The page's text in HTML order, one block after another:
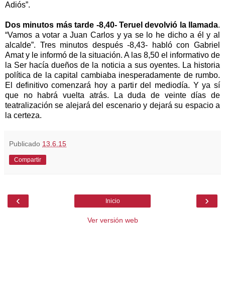
Adiós”.
Dos minutos más tarde -8,40- Teruel devolvió la llamada.
“Vamos a votar a Juan Carlos y ya se lo he dicho a él y al
alcalde”. Tres minutos después -8,43- habló con Gabriel
Amat y le informó de la situación. A las 8,50 el informativo de
la Ser hacía dueños de la noticia a sus oyentes. La historia
política de la capital cambiaba inesperadamente de rumbo.
El definitivo comenzará hoy a partir del mediodía. Y ya sí
que no habrá vuelta atrás. La duda de veinte días de
teatralización se alejará del escenario y dejará su espacio a
la certeza.
Publicado 13.6.15
Compartir
‹ ›
Inicio
Ver versión web